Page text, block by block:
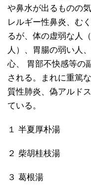
や鼻水が出るものの
レルギー性鼻炎、む
るが、体の虚弱な人
人）、胃腸の弱い人
心、 胃部不快感等の
される。まれに重篤
質性肺炎、偽アルド
ている。
１ 半夏厚朴湯
２ 柴胡桂枝湯
３ 葛根湯